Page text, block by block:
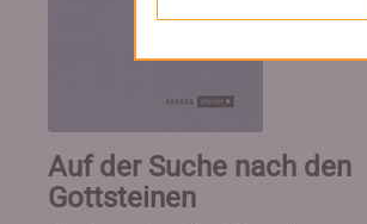
Auf der Suche nach den
Gottsteinen